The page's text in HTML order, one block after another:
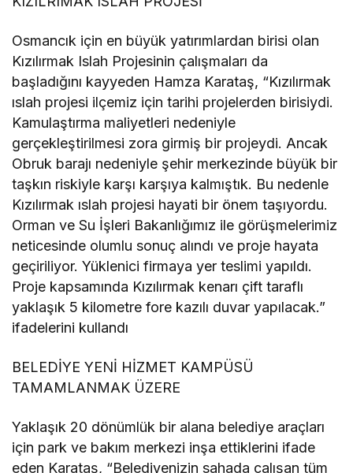
Osmancık için en büyük yatırımlardan birisi olan
Kızılırmak Islah Projesinin çalışmaları da
başladığını kayyeden Hamza Karataş, “Kızılırmak
ıslah projesi ilçemiz için tarihi projelerden birisiydi.
Kamulaştırma maliyetleri nedeniyle
gerçekleştirilmesi zora girmiş bir projeydi. Ancak
Obruk barajı nedeniyle şehir merkezinde büyük bir
taşkın riskiyle karşı karşıya kalmıştık. Bu nedenle
Kızılırmak ıslah projesi hayati bir önem taşıyordu.
Orman ve Su İşleri Bakanlığımız ile görüşmelerimiz
neticesinde olumlu sonuç alındı ve proje hayata
geçiriliyor. Yüklenici firmaya yer teslimi yapıldı.
Proje kapsamında Kızılırmak kenarı çift taraflı
yaklaşık 5 kilometre fore kazılı duvar yapılacak.”
ifadelerini kullandı
BELEDİYE YENİ HİZMET KAMPÜSÜ
TAMAMLANMAK ÜZERE
Yaklaşık 20 dönümlük bir alana belediye araçları
için park ve bakım merkezi inşa ettiklerini ifade
eden Karataş, “Belediyenizin sahada çalışan tüm